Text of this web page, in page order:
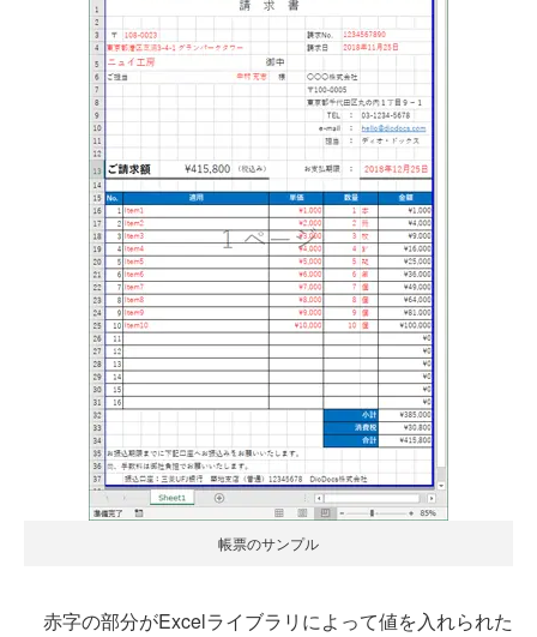
帳票のサンプル
赤字の部分がExcelライブラリによって値を入れられた